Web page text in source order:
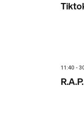
11:40 -